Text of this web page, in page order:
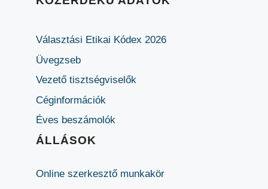
Választási Etikai Kódex 2026
Üvegzseb
Vezető tisztségviselők
Céginformációk
Éves beszámolók
ÁLLÁSOK
Online szerkesztő munkakör